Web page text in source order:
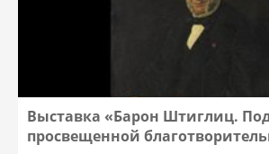
Выставка «Барон Штиглиц.
просвещенной